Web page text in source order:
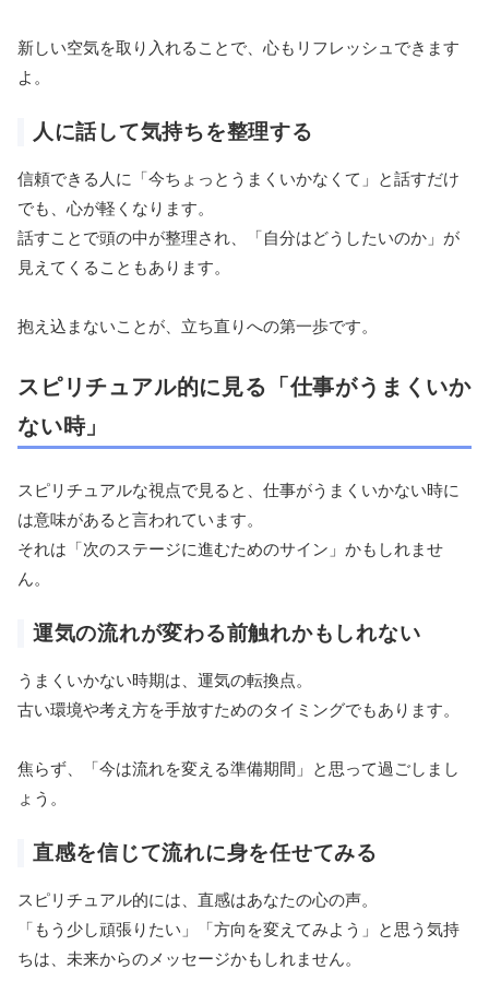
新しい空気を取り入れることで、心もリフレッシュできます
よ。
人に話して気持ちを整理する
信頼できる人に「今ちょっとうまくいかなくて」と話すだけ
でも、心が軽くなります。
話すことで頭の中が整理され、「自分はどうしたいのか」が
見えてくることもあります。
抱え込まないことが、立ち直りへの第一歩です。
スピリチュアル的に見る「仕事がうまくいか
ない時」
スピリチュアルな視点で見ると、仕事がうまくいかない時に
は意味があると言われています。
それは「次のステージに進むためのサイン」かもしれませ
ん。
運気の流れが変わる前触れかもしれない
うまくいかない時期は、運気の転換点。
古い環境や考え方を手放すためのタイミングでもあります。
焦らず、「今は流れを変える準備期間」と思って過ごしまし
ょう。
直感を信じて流れに身を任せてみる
スピリチュアル的には、直感はあなたの心の声。
「もう少し頑張りたい」「方向を変えてみよう」と思う気持
ちは、未来からのメッセージかもしれません。